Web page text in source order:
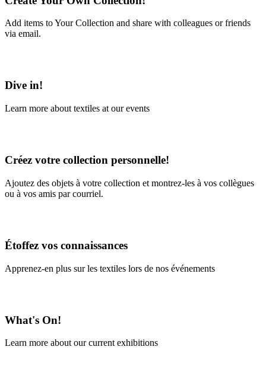
Add items to Your Collection and share with colleagues or friends
via email.
Dive in!
Learn more about textiles at our events
Créez votre collection personnelle!
Ajoutez des objets à votre collection et montrez-les à vos collègues
ou à vos amis par courriel.
Étoffez vos connaissances
Apprenez-en plus sur les textiles lors de nos événements
What's On!
Learn more about our current exhibitions